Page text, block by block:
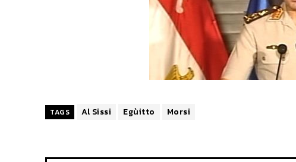
TAGS Al Sissi Egùitto Morsi